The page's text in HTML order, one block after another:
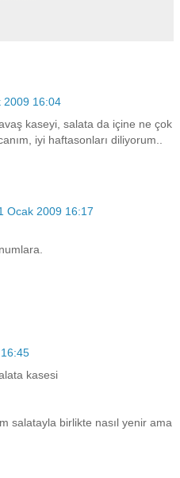
2009 16:04
kaseyi, salata da içine ne çok
iyi haftasonları diliyorum..
Ocak 2009 16:17
kasesi
salatayla birlikte nasıl yenir ama